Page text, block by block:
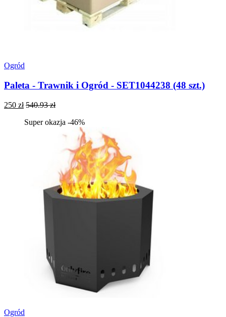
Ogród
Paleta - Trawnik i Ogród - SET1044238 (48 szt.)
250 zł 540.93 zł
Super okazja -46%
Ogród